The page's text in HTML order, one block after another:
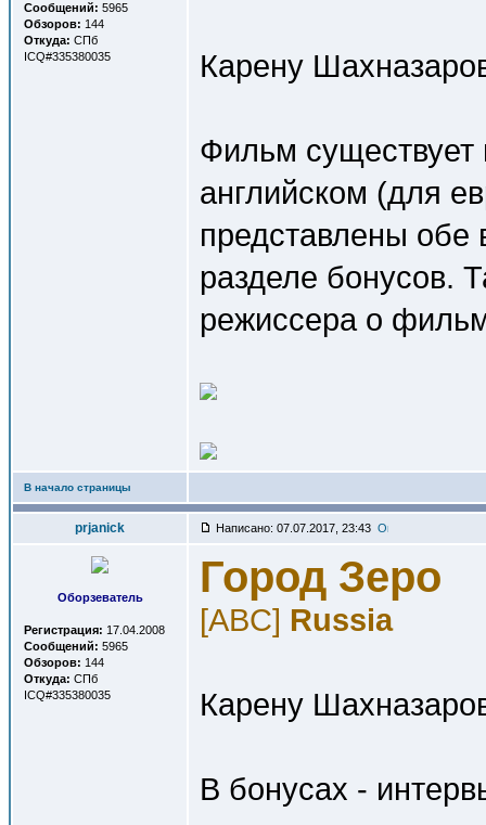
Сообщений: 5965
Обзоров: 144
Откуда: СПб
ICQ#335380035
Карену
Фильм существует
английском (для
представлены обе
разделе бонусов.
режиссера о
В начало страницы
prjanick Написано: 07.07.2017, 23:43
Оборзеватель
Регистрация: 17.04.2008
Сообщений: 5965
Обзоров: 144
Откуда: СПб
ICQ#335380035
Город Зеро
[ABC] Russia
Карену
В бонусах -